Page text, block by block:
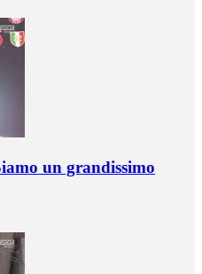
un grandissimo